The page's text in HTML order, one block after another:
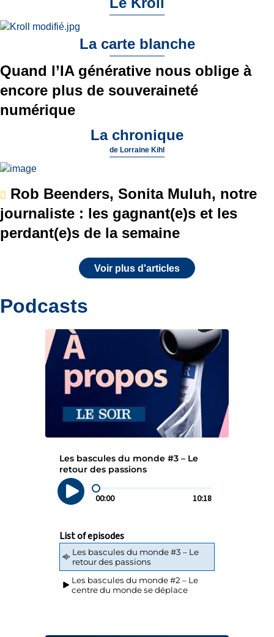
La carte blanche
Quand l’IA générative nous oblige à
encore plus de souveraineté
numérique
La chronique
de Lorraine Kihl
Rob Beenders, Sonita Muluh, notre
journaliste : les gagnant(e)s et les
perdant(e)s de la semaine
Voir plus d'articles
Podcasts